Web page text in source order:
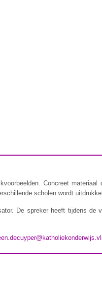
Concreet materiaal
scholen wordt
De spreker heeft tijdens de